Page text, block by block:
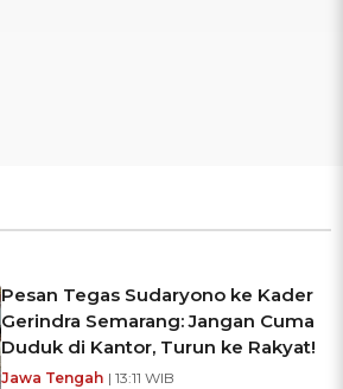
Pesan Tegas Sudaryono ke Kader
Gerindra Semarang: Jangan Cuma
Duduk di Kantor, Turun ke Rakyat!
Jawa Tengah | 13:11 WIB